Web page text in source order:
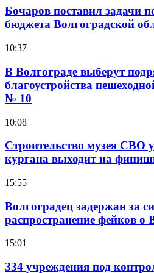
Бочаров поставил задачи
бюджета Волгоградской
10:37
В Волгограде выберут
благоустройства
№ 10
10:08
Строительство музея СВО
кургана выходит на
15:55
Волгоградец задержан за
распространение фейков
15:01
334 учреждения под